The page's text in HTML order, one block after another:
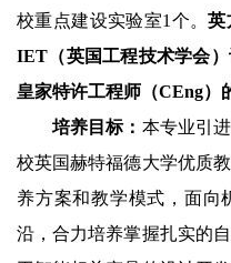
校重点建设实验室1 个。英
IET （英国工程技术学会
皇家特许工程师（CEng）
培养目标： 本专业引
校英国赫特福德大学优质
养方案和教学模式，面向
沿，合力培养掌握扎实的